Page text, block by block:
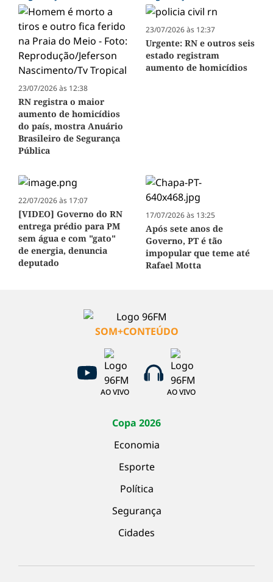
23/07/2026 às 12:38
RN registra o maior
aumento de homicídios
do país, mostra Anuário
Brasileiro de Segurança
Pública
23/07/2026 às 12:37
Urgente: RN e outros seis
estado registram
aumento de homicídios
22/07/2026 às 17:07
[VIDEO] Governo do RN
entrega prédio para PM
sem água e com "gato"
de energia, denuncia
deputado
17/07/2026 às 13:25
Após sete anos de
Governo, PT é tão
impopular que teme até
Rafael Motta
SOM+CONTEÚDO
AO VIVO AO VIVO
Copa 2026
Economia
Esporte
Política
Segurança
Cidades